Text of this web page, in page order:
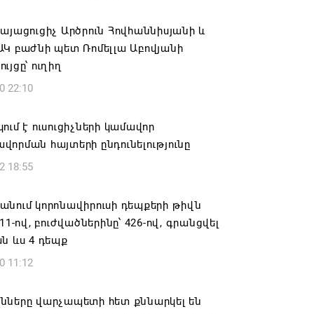
գնացքին
14:32
120 մլն եվրո ներդրում՝
զարգացման համար
13:49
դավաճանության օր․ ՌԴ և Նոր
հայոց թեմ
12:50
12:38
Արծրուն Հովհաննիսյանի և
բաժնի պետ Ռոմելլա Աբովյանի
ուղիղ
22:10
է ուսուցիչների կամավոր
հայտերի ընդունելությունը
18:55
կորոնավիրուսի դեպքերի թիվն
ով, բուժվածներինը՝ 426-ով, գրանցվել
ևս 4 դեպք
11:12
վարչապետի հետ քննարկել են